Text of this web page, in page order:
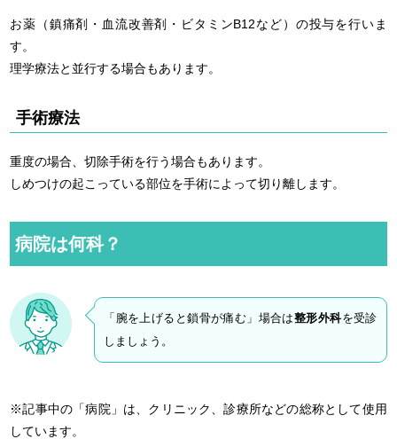
お薬（鎮痛剤・血流改善剤・ビタミンB12など）の投与を行いま
す。
理学療法と並行する場合もあります。
手術療法
重度の場合、切除手術を行う場合もあります。
しめつけの起こっている部位を手術によって切り離します。
病院は何科？
「腕を上げると鎖骨が痛む」場合は整形外科を受診
しましょう。
※記事中の「病院」は、クリニック、診療所などの総称として使用
しています。